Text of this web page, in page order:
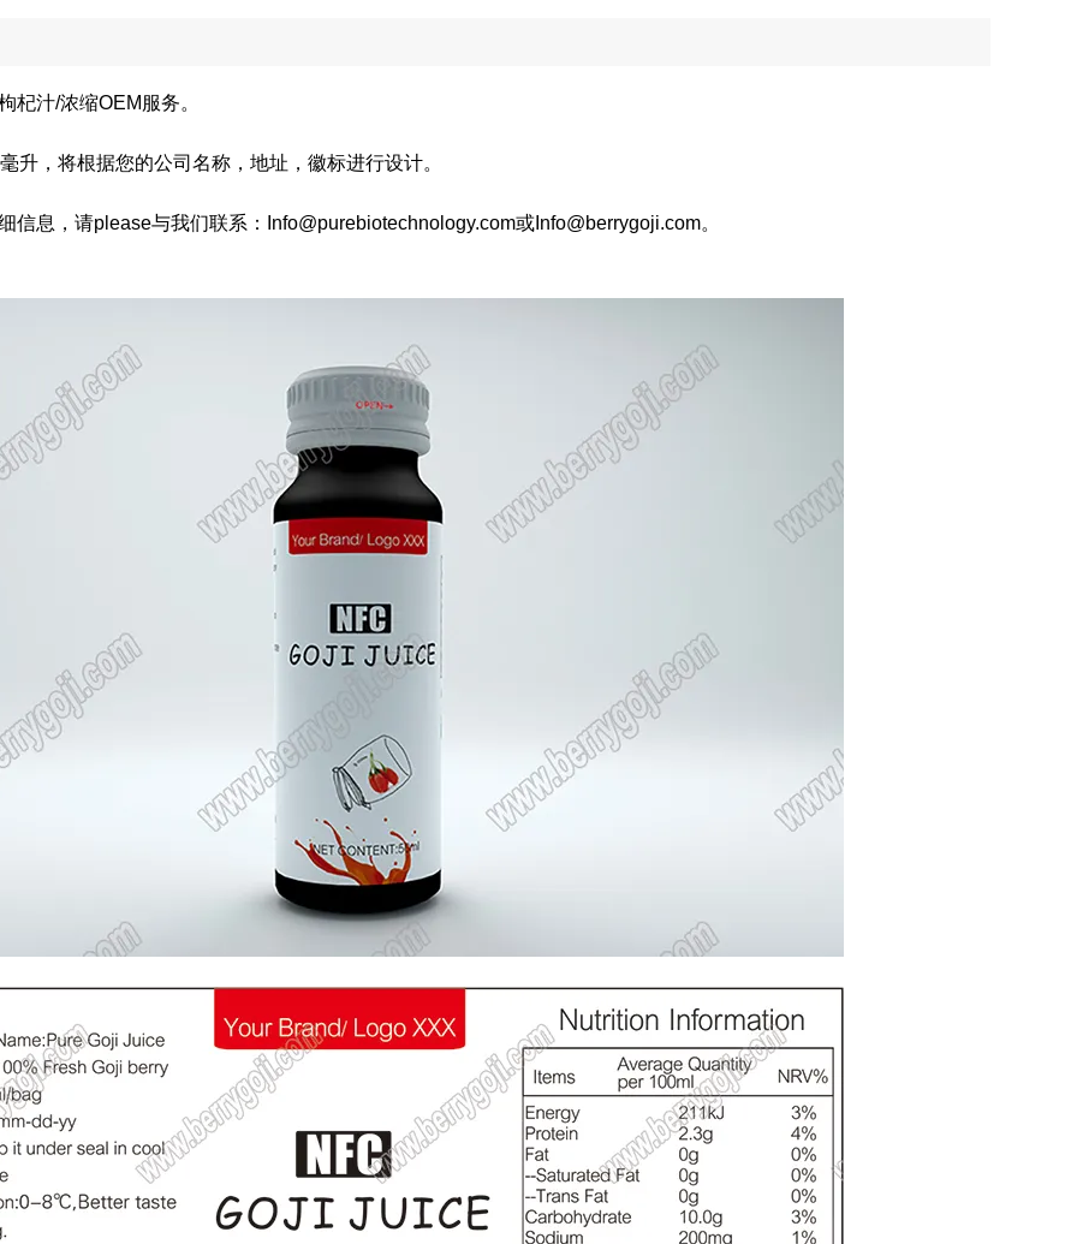
杞汁/浓缩OEM服务。
升，将根据您的公司名称，地址，徽标进行设计。
信息，请please与我们联系：Info@purebiotechnology.com或Info@berrygoji.com。